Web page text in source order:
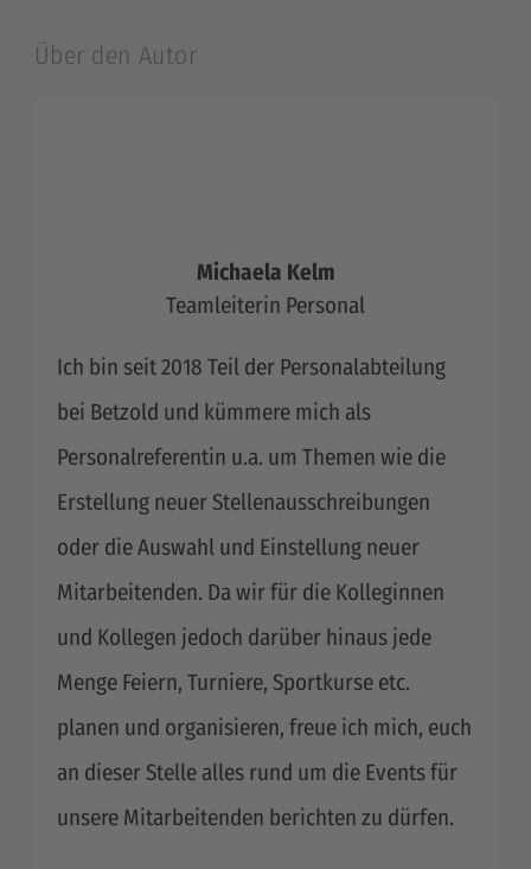
Über den Autor
Michaela Kelm
Teamleiterin Personal
Ich bin seit 2018 Teil der Personalabteilung
bei Betzold und kümmere mich als
Personalreferentin u.a. um Themen wie die
Erstellung neuer Stellenausschreibungen
oder die Auswahl und Einstellung neuer
Mitarbeitenden. Da wir für die Kolleginnen
und Kollegen jedoch darüber hinaus jede
Menge Feiern, Turniere, Sportkurse etc.
planen und organisieren, freue ich mich, euch
an dieser Stelle alles rund um die Events für
unsere Mitarbeitenden berichten zu dürfen.